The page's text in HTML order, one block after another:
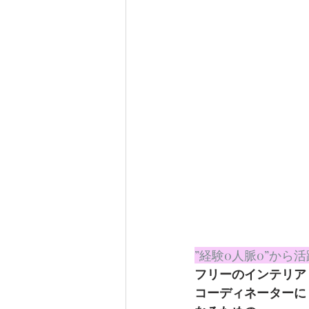
”経験0人脈0”から
フリーのインテリア
コーディネーターに